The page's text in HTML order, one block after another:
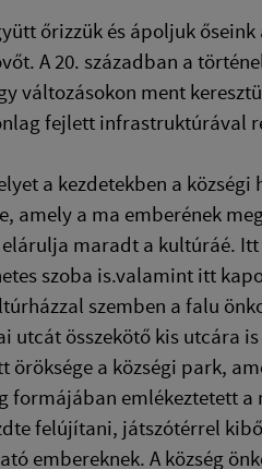
őrizzük és ápoljuk
A 20. században a
változásokon ment
fejlett infrastruktúrával
a kezdetekben a községi
amely a ma emberének
maradt a kultúráé.
szoba is.valamint itt
szemben a falu
utcát összekötő kis utcára
a községi park,
formájában emlékeztetett a
felújítani, játszótérrel
embereknek. A község